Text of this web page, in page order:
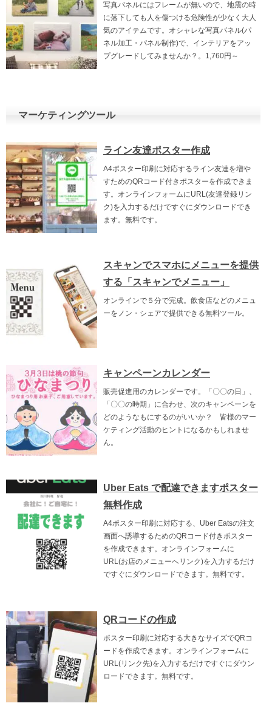
写真パネルにはフレームが無いので、地震の時
に落下しても人を傷つける危険性が少なく大人
気のアイテムです。オシャレな写真パネル(パ
ネル加工・パネル制作)で、インテリアをアッ
プグレードしてみませんか？。1,760円～
マーケティングツール
ライン友達ポスター作成
A4ポスター印刷に対応するライン友達を増や
すためのQRコード付きポスターを作成できま
す。オンラインフォームにURL(友達登録リン
ク)を入力するだけですぐにダウンロードでき
ます。無料です。
スキャンでスマホにメニューを提供
する「スキャンでメニュー」
オンラインで５分で完成。飲食店などのメニュ
ーをノン・シェアで提供できる無料ツール。
キャンペーンカレンダー
販売促進用のカレンダーです。「〇〇の日」、
「〇〇の時期」に合わせ、次のキャンペーンを
どのようなもにするのがいいか？ 皆様のマー
ケティング活動のヒントになるかもしれませ
ん。
Uber Eats で配達できますポスター
無料作成
A4ポスター印刷に対応する、Uber Eatsの注文
画面へ誘導するためのQRコード付きポスター
を作成できます。オンラインフォームに
URL(お店のメニューへリンク)を入力するだけ
ですぐにダウンロードできます。無料です。
QRコードの作成
ポスター印刷に対応する大きなサイズでQRコ
ードを作成できます。オンラインフォームに
URL(リンク先)を入力するだけですぐにダウン
ロードできます。無料です。